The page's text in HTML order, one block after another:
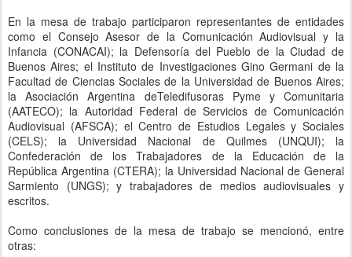
En la mesa de trabajo participaron representantes de entidades
como el Consejo Asesor de la Comunicación Audiovisual y la
Infancia (CONACAI); la Defensoría del Pueblo de la Ciudad de
Buenos Aires; el Instituto de Investigaciones Gino Germani de la
Facultad de Ciencias Sociales de la Universidad de Buenos Aires;
la Asociación Argentina deTeledifusoras Pyme y Comunitaria
(AATECO); la Autoridad Federal de Servicios de Comunicación
Audiovisual (AFSCA); el Centro de Estudios Legales y Sociales
(CELS); la Universidad Nacional de Quilmes (UNQUI); la
Confederación de los Trabajadores de la Educación de la
República Argentina (CTERA); la Universidad Nacional de General
Sarmiento (UNGS); y trabajadores de medios audiovisuales y
escritos.
Como conclusiones de la mesa de trabajo se mencionó, entre
otras: